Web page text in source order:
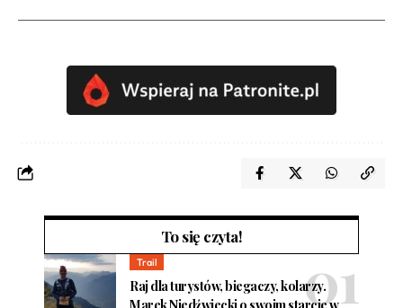
To się czyta!
Trail
Raj dla turystów, biegaczy, kolarzy.